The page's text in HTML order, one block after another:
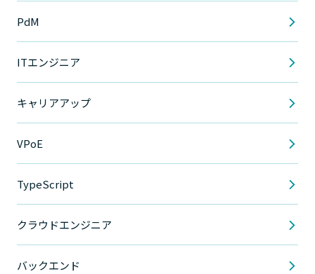
PdM
ITエンジニア
キャリアアップ
VPoE
TypeScript
クラウドエンジニア
バックエンド